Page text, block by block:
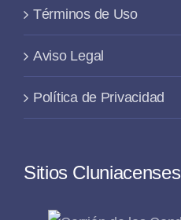
Términos de Uso
Aviso Legal
Política de Privacidad
Sitios Cluniacenses